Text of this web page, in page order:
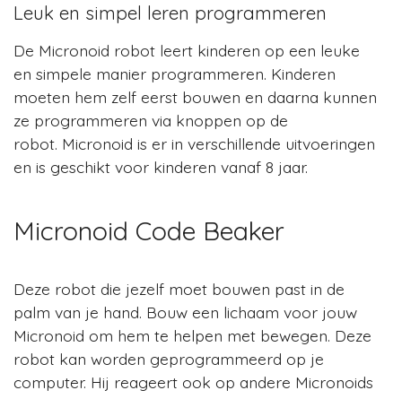
Leuk en simpel leren programmeren
De Micronoid robot leert kinderen op een leuke
en simpele manier programmeren. Kinderen
moeten hem zelf eerst bouwen en daarna kunnen
ze programmeren via knoppen op de
robot. Micronoid is er in verschillende uitvoeringen
en is geschikt voor kinderen vanaf 8 jaar.
Micronoid Code Beaker
Deze robot die jezelf moet bouwen past in de
palm van je hand. Bouw een lichaam voor jouw
Micronoid om hem te helpen met bewegen. Deze
robot kan worden geprogrammeerd op je
computer. Hij reageert ook op andere Micronoids